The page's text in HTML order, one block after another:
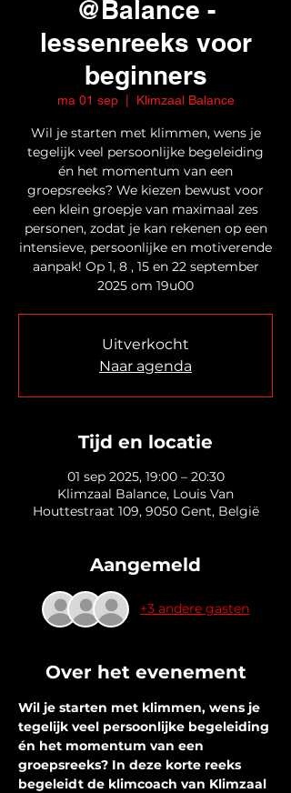
@Balance -
lessenreeks voor
beginners
ma 01 sep
  |
Klimzaal Balance
Wil je starten met klimmen, wens je
tegelijk veel persoonlijke begeleiding
én het momentum van een
groepsreeks? We kiezen bewust voor
een klein groepje van maximaal zes
personen, zodat je kan rekenen op een
intensieve, persoonlijke en motiverende
aanpak! Op 1, 8 , 15 en 22 september
2025 om 19u00
Uitverkocht
Naar agenda
Tijd en locatie
01 sep 2025, 19:00 – 20:30
Klimzaal Balance, Louis Van
Houttestraat 109, 9050 Gent, België
Aangemeld
+3 andere gasten
Over het evenement
Wil je starten met klimmen, wens je
tegelijk veel persoonlijke begeleiding
én het momentum van een
groepsreeks? In deze korte reeks
begeleidt de klimcoach van Klimzaal